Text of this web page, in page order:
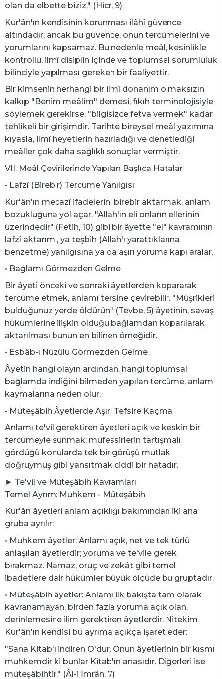
olan da elbette biziz." (Hicr, 9)
Kur'ân'ın kendisinin korunması ilâhî güvence
altındadır; ancak bu güvence, onun tercümelerini ve
yorumlarını kapsamaz. Bu nedenle meâl, kesinlikle
kontrollü, ilmî disiplin içinde ve toplumsal sorumluluk
bilinciyle yapılması gereken bir faaliyettir.
Bir kimsenin herhangi bir ilmî donanım olmaksızın
kalkıp "Benim meâlim" demesi, fıkıh terminolojisiyle
söylemek gerekirse, "bilgisizce fetva vermek" kadar
tehlikeli bir girişimdir. Tarihte bireysel meâl yazımına
kıyasla, ilmî heyetlerin hazırladığı ve denetlediği
meâller çok daha sağlıklı sonuçlar vermiştir.
VII. Meâl Çevirilerinde Yapılan Başlıca Hatalar
• Lafzî (Birebir) Tercüme Yanılgısı
Kur'ân'ın mecazî ifadelerini birebir aktarmak, anlam
bozukluğuna yol açar. "Allah'ın eli onların ellerinin
üzerindedir" (Fetih, 10) gibi bir âyette "el" kavramının
lafzî aktarımı, ya teşbih (Allah'ı yarattıklarına
benzetme) yanılgısına ya da aşırı yoruma kapı aralar.
• Bağlamı Görmezden Gelme
Bir âyeti önceki ve sonraki âyetlerden kopararak
tercüme etmek, anlamı tersine çevirebilir. "Müşrikleri
bulduğunuz yerde öldürün" (Tevbe, 5) âyetinin, savaş
hükümlerine ilişkin olduğu bağlamdan koparılarak
aktarılması bunun en bilinen örneğidir.
• Esbâb-ı Nüzûlü Görmezden Gelme
Âyetin hangi olayın ardından, hangi toplumsal
bağlamda indiğini bilmeden yapılan tercüme, anlam
kaymalarına neden olur.
• Müteşâbih Âyetlerde Aşırı Tefsire Kaçma
Anlamı te'vil gerektiren âyetleri açık ve keskin bir
tercümeyle sunmak; müfessirlerin tartışmalı
gördüğü konularda tek bir görüşü mutlak
doğruymuş gibi yansıtmak ciddi bir hatadır.
► Te'vil ve Müteşâbih Kavramları
Temel Ayrım: Muhkem - Müteşâbih
Kur'ân âyetleri anlam açıklığı bakımından iki ana
gruba ayrılır:
• Muhkem âyetler: Anlamı açık, net ve tek türlü
anlaşılan âyetlerdir; yoruma ve te'vile gerek
bırakmaz. Namaz, oruç ve zekât gibi temel
ibadetlere dair hükümler büyük ölçüde bu gruptadır.
• Müteşâbih âyetler: Anlamı ilk bakışta tam olarak
kavranamayan, birden fazla yoruma açık olan,
derinlemesine ilim gerektiren âyetlerdir. Nitekim
Kur'ân'ın kendisi bu ayrıma açıkça işaret eder:
"Sana Kitab'ı indiren O'dur. Onun âyetlerinin bir kısmı
muhkemdir ki bunlar Kitab'ın anasıdır. Diğerleri ise
müteşâbihtir." (Âl-i İmrân, 7)